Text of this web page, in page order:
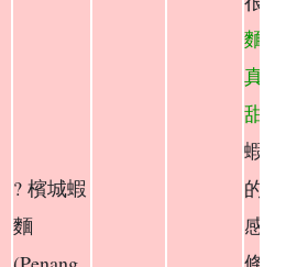
? 檳城蝦
麵
麵
真
甜
蝦
的
感